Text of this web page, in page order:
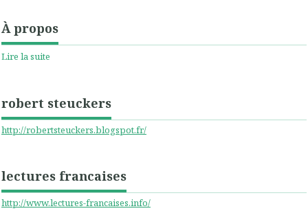
À propos
Lire la suite
robert steuckers
http://robertsteuckers.blogspot.fr/
lectures francaises
http://www.lectures-francaises.info/